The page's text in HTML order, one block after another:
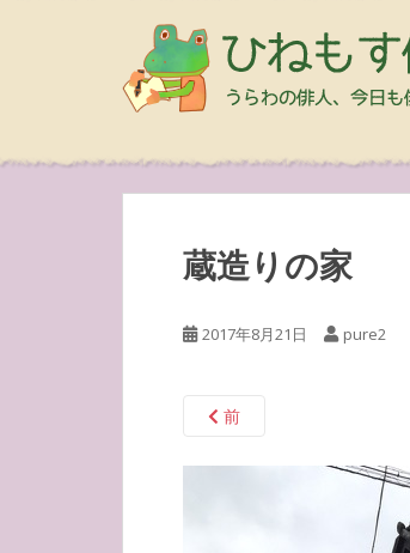
蔵造りの家
2017年8月21日 pure2
前